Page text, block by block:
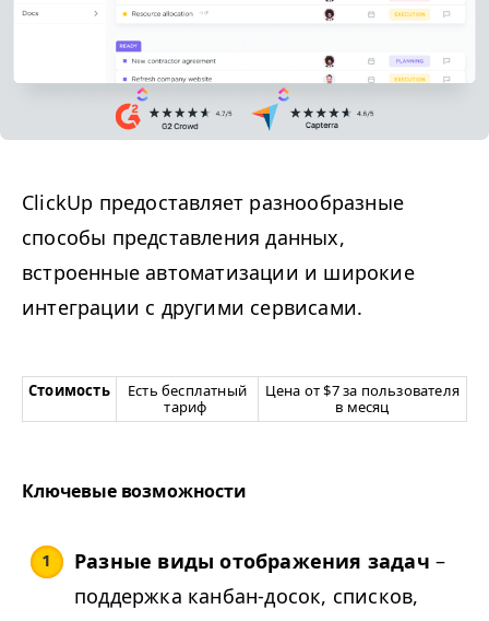
ClickUp предоставляет разнообразные
способы представления данных,
встроенные автоматизации и широкие
интеграции с другими сервисами.
Стоимость
Есть бесплатный
тариф
Цена от $7 за пользователя
в месяц
Ключевые возможности
Разные виды отображения задач –
поддержка канбан-досок, списков,